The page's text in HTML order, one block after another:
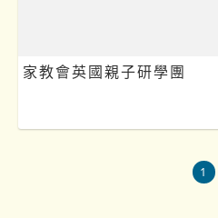
家教會英國親子研學團
1